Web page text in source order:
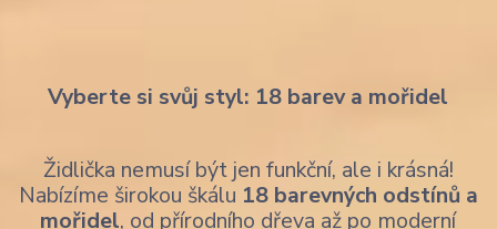
Vyberte si svůj styl: 18 barev a mořidel
Židlička nemusí být jen funkční, ale i krásná!
Nabízíme širokou škálu 18 barevných odstínů a
mořidel, od přírodního dřeva až po moderní